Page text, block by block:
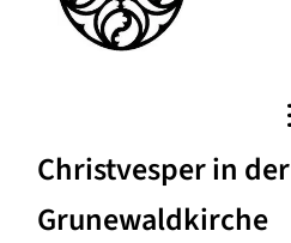
Christvesper in der
Grunewaldkirche